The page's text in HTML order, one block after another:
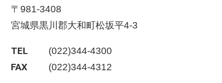
〒981-3408
宮城県黒川郡大和町松坂平4-3
TEL (022)344-4300
FAX (022)344-4312